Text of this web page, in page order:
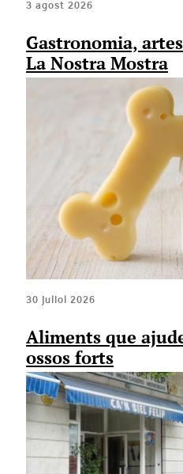
3 agost 2026
Gastronomia,
La Nostra Mostra
30 juliol 2026
Aliments que
ossos forts